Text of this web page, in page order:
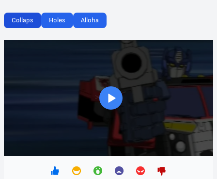
В каждой серии вы будете наблюдать эпические сражения,
невероятные трансформации и яркие персонажи, каждый из
помощью новых союзников и технологий, Автоботы делают все
возможное, чтобы остановить коварные планы Десептиконов,
среди которых выделяется их предводитель Мегатрон. Однако на
пути к победе важна не только физическая сила, но и дружба,
"Трансформеры: Энергон" не только порадует глаз захватывающей
анимацией и зрелищными боевыми сценами, но и погрузит вас в
глубокие эмоциональные переживания. Станьте свидетелем того,
как старые знакомые объединяются с новыми героями и
преодолевают любые преграды ради спасения их мира. Не
упустите шанс увидеть это увлекательное произведение
анимационного искусства — смотрите "Трансформеры: Энергон"
бесплатно прямо сейчас и станьте частью масштабной битвы за
Collaps Holes Alloha
>